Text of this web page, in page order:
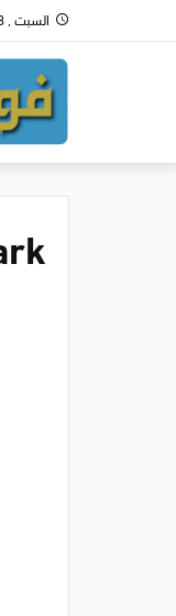
السبت , 8 أغسطس 2026